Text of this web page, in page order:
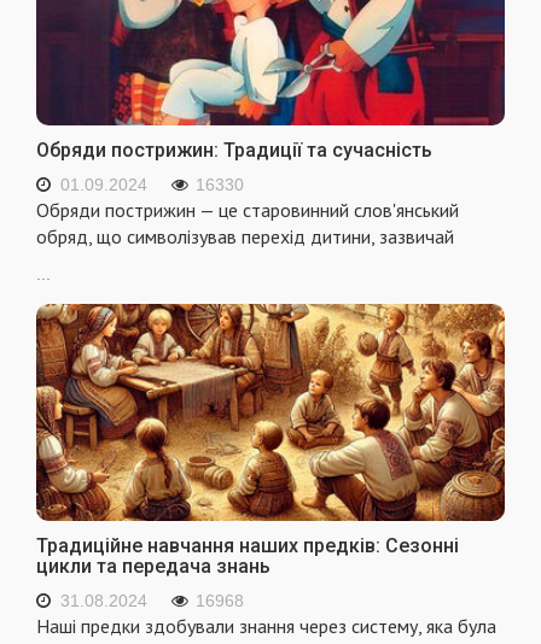
Обряди пострижин: Традиції та сучасність
01.09.2024 16330
Обряди пострижин — це старовинний слов'янський
обряд, що символізував перехід дитини, зазвичай
Традиційне навчання наших предків: Сезонні
цикли та передача знань
31.08.2024 16968
Наші предки здобували знання через систему, яка була